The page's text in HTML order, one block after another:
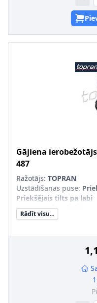
Gājiena
487
Ražotājs: TOPRAN
Uzstādīšanas puse:
Priekšējais tilts pa labi
Augstums [mm]
maināmi tikai pārī
Rādīt visu...